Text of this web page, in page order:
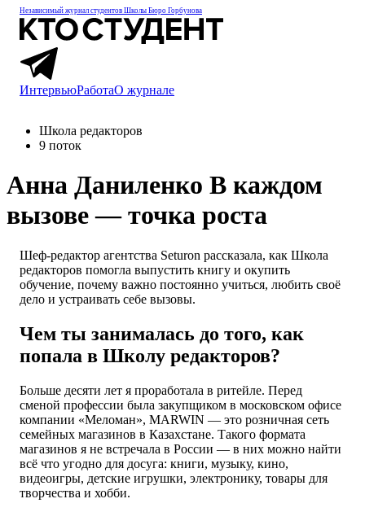
Независимый журнал студентов Школы Бюро Горбунова
ИнтервьюРаботаО журнале
Школа редакторов
9 поток
Анна Даниленко В каждом
вызове — точка роста
Шеф-редактор агентства Seturon рассказала, как Школа
редакторов помогла выпустить книгу и окупить
обучение, почему важно постоянно учиться, любить своё
дело и устраивать себе вызовы.
Чем ты занималась до того, как
попала в Школу редакторов?
Больше десяти лет я проработала в ритейле. Перед
сменой профессии была закупщиком в московском офисе
компании «Меломан», MARWIN — это розничная сеть
семейных магазинов в Казахстане. Такого формата
магазинов я не встречала в России — в них можно найти
всё что угодно для досуга: книги, музыку, кино,
видеоигры, детские игрушки, электронику, товары для
творчества и хобби.